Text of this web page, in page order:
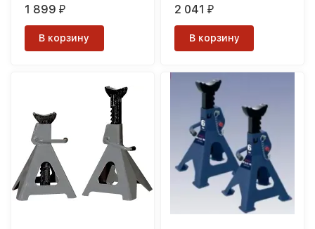
1 899₽
В корзину
2 041₽
В корзину